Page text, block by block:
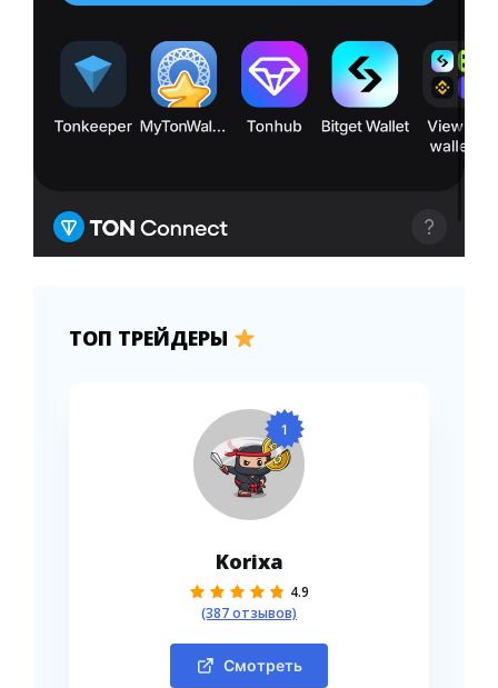
ТОП ТРЕЙДЕРЫ
1
Korixa
4.9
(387 отзывов)
Смотреть